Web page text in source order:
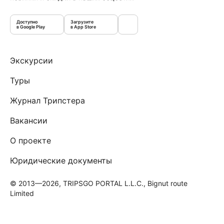
Доступно
в Google Play
Загрузите
в App Store
Экскурсии
Туры
Журнал Трипстера
Вакансии
О проекте
Юридические документы
© 2013—2026, TRIPSGO PORTAL L.L.C., Bignut route
Limited